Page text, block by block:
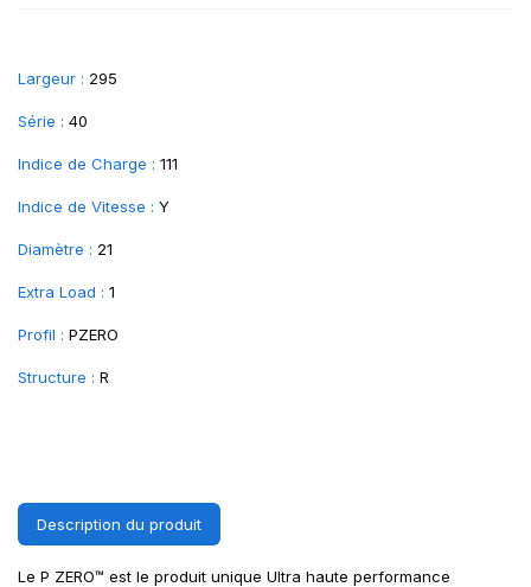
Largeur : 295
Série : 40
Indice de Charge : 111
Indice de Vitesse : Y
Diamètre : 21
Extra Load : 1
Profil : PZERO
Structure : R
Description du produit
Le P ZERO™ est le produit unique Ultra haute performance